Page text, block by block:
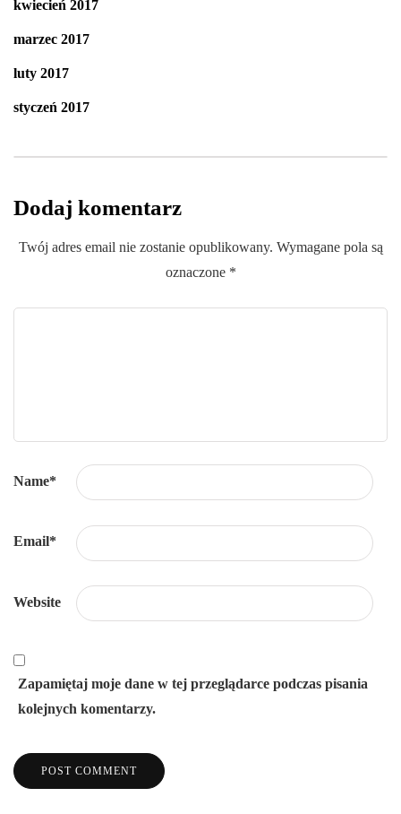
kwiecień 2017
marzec 2017
luty 2017
styczeń 2017
Dodaj komentarz
Twój adres email nie zostanie opublikowany. Wymagane pola są
oznaczone *
Name*
Email*
Website
Zapamiętaj moje dane w tej przeglądarce podczas pisania
kolejnych komentarzy.